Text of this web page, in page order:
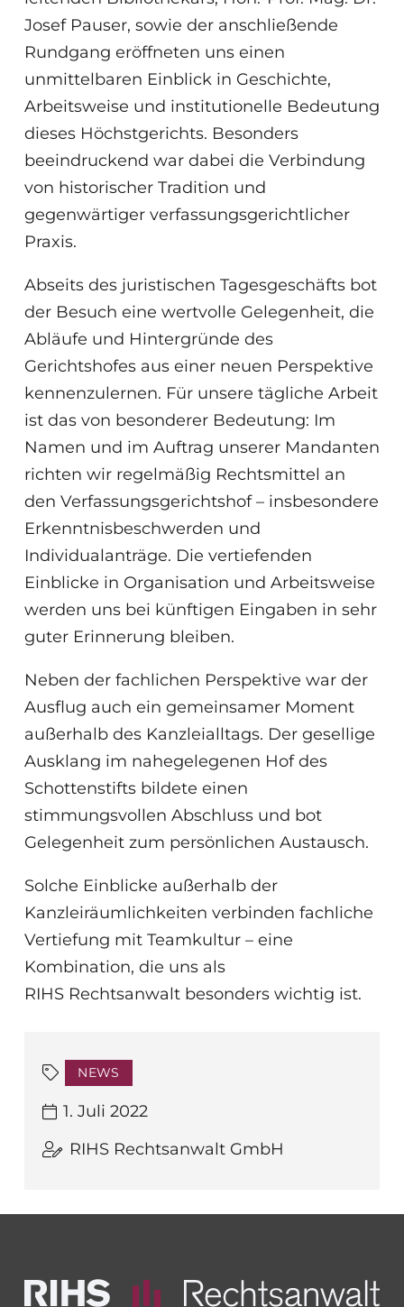
Josef Pauser, sowie der anschließende
Rundgang eröffneten uns einen
unmittelbaren Einblick in Geschichte,
Arbeitsweise und institutionelle Bedeutung
dieses Höchstgerichts. Besonders
beeindruckend war dabei die Verbindung
von historischer Tradition und
gegenwärtiger verfassungsgerichtlicher
Praxis.
Abseits des juristischen Tagesgeschäfts bot
der Besuch eine wertvolle Gelegenheit, die
Abläufe und Hintergründe des
Gerichtshofes aus einer neuen Perspektive
kennenzulernen. Für unsere tägliche Arbeit
ist das von besonderer Bedeutung: Im
Namen und im Auftrag unserer Mandanten
richten wir regelmäßig Rechtsmittel an
den Verfassungsgerichtshof – insbesondere
Erkenntnisbeschwerden und
Individualanträge. Die vertiefenden
Einblicke in Organisation und Arbeitsweise
werden uns bei künftigen Eingaben in sehr
guter Erinnerung bleiben.
Neben der fachlichen Perspektive war der
Ausflug auch ein gemeinsamer Moment
außerhalb des Kanzleialltags. Der gesellige
Ausklang im nahegelegenen Hof des
Schottenstifts bildete einen
stimmungsvollen Abschluss und bot
Gelegenheit zum persönlichen Austausch.
Solche Einblicke außerhalb der
Kanzleiräumlichkeiten verbinden fachliche
Vertiefung mit Teamkultur – eine
Kombination, die uns als
RIHS Rechtsanwalt besonders wichtig ist.
NEWS
1. Juli 2022
RIHS Rechtsanwalt GmbH